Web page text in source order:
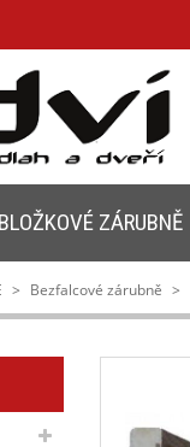
ZÁRUBNĚ
> Bezfalcové zárubně >